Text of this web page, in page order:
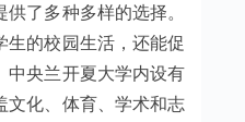
了多种多样的选择。
生的校园生活，还能促
中央兰开夏大学内设有
文化、体育、学术和志